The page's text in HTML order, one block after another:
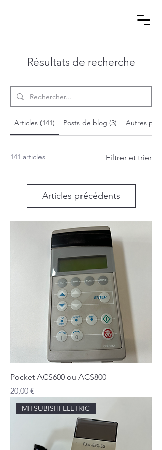
Résultats de recherche
Articles (141) Posts de blog (3) Autres
141 articles Filtrer et trier
Articles précédents
Pocket ACS600 ou ACS800
Prix
20,00 €
MITSUBISHI ELETRIC